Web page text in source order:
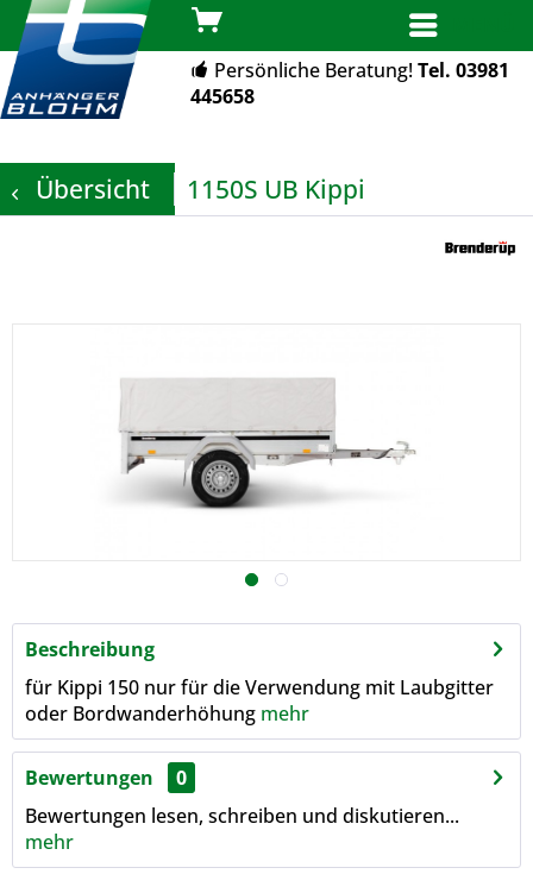
Persönliche Beratung!Tel. 03981
445658
Übersicht 1150S UB Kippi
Beschreibung
für Kippi 150 nur für die Verwendung mit Laubgitter
oder Bordwanderhöhung mehr
Bewertungen
0
Bewertungen lesen, schreiben und diskutieren...
mehr